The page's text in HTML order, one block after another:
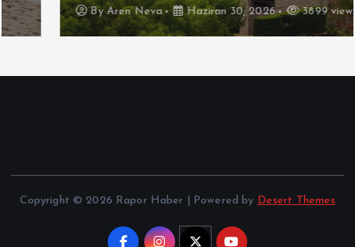
By Aren Neva Haziran 30, 2026 3899 views
Copyright © 2026 Rapor Haber | Powered by Desert Themes